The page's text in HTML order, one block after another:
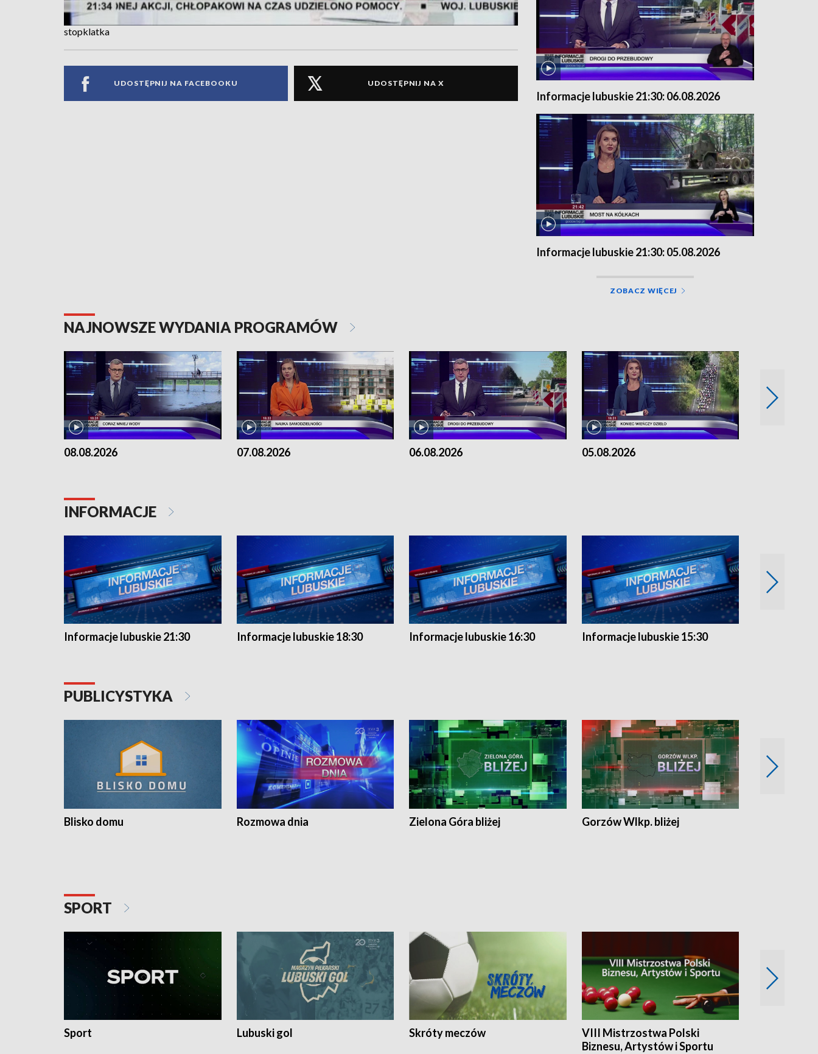
stopklatka
UDOSTĘPNIJ NA FACEBOOKU UDOSTĘPNIJ NA X
Informacje lubuskie 21:30: 06.08.2026
Informacje lubuskie 21:30: 05.08.2026
ZOBACZ WIĘCEJ
NAJNOWSZE WYDANIA PROGRAMÓW
08.08.2026 07.08.2026 06.08.2026 05.08.2026
INFORMACJE
Informacje lubuskie 21:30 Informacje lubuskie 18:30 Informacje lubuskie 16:30 Informacje lubuskie 15:30
PUBLICYSTYKA
Blisko domu Rozmowa dnia Zielona Góra bliżej Gorzów Wlkp. bliżej
SPORT
Sport Lubuski gol Skróty meczów
VIII Mistrzostwa Polski
Biznesu, Artystów i Sportu